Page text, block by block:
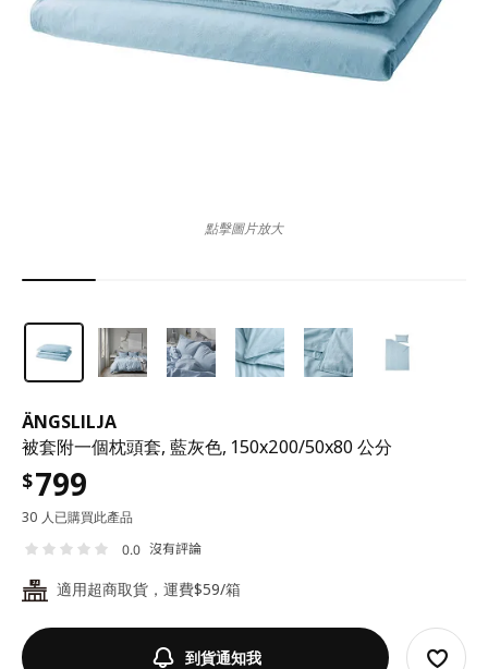
ÄNGSLILJA
被套附一個枕頭套, 藍灰色, 150x200/50x80 公分
$799
30 人已購買此產品
0.0 沒有評論
24 適用超商取貨，運費$59/箱
到貨通知我
點擊圖片放大